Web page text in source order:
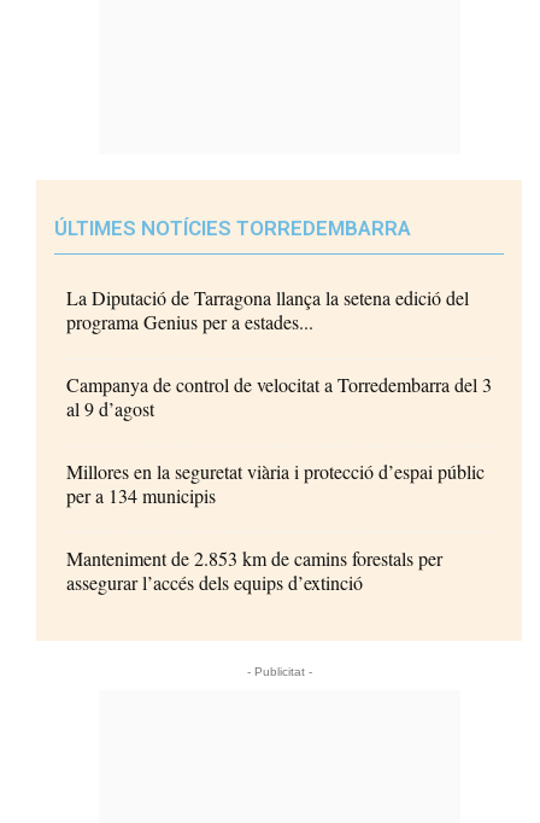
ÚLTIMES NOTÍCIES TORREDEMBARRA
La Diputació de Tarragona llança la setena edició del
programa Genius per a estades...
Campanya de control de velocitat a Torredembarra del 3
al 9 d’agost
Millores en la seguretat viària i protecció d’espai públic
per a 134 municipis
Manteniment de 2.853 km de camins forestals per
assegurar l’accés dels equips d’extinció
- Publicitat -